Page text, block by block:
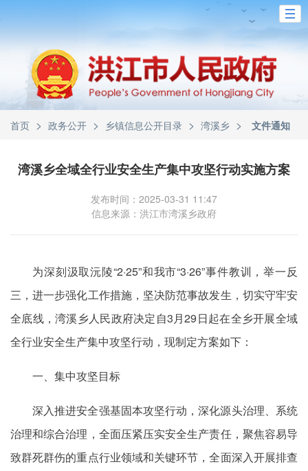
首页 > 政务公开 > 乡镇信息公开目录 > 湾溪乡 > 文件通知
湾溪乡全域全行业安全生产集中攻坚行动实施方案
发布时间：2025-03-31 11:47
信息来源：洪江市湾溪乡政府
为深刻汲取沅陵“2·25”和我市“3·26”事件教训，举一反
三，进一步强化工作措施，坚决防范事故发生，切实守牢安
全底线，湾溪乡人民政府决定自3月29日起在全乡开展全域
全行业安全生产集中攻坚行动，现制定方案如下：
一、集中攻坚目标
深入推进安全强基固本攻坚行动，深化源头治理、系统
治理和综合治理，全面压紧压实安全生产责任，聚焦容易导
致群死群伤的重点行业领域和关键环节，全面深入开展排查